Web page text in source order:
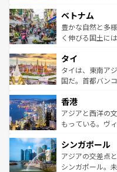
参照してほしい。
容にもいいと評
が味
照してほしい。
き、地方に足を
できる。そして
まで、さまざま
リティに包まれ
覧を参照してほ
ベトナム
豊かな自然と多
く伸びる国土に
急速な発展と共
ーチミン市のフ
醸し出している
とつ。フォーや
ひ現地で味わい
が旅行者を迎え
参照してほしい。
タイ
タイは、東南ア
国だ。首都バン
の活気が交差し
帯で自然と触れ
いビーチでリゾ
激する。気候は
が待っている。
た文化、そして
香港
アジアと西洋の
もっている。ヴ
み、どこを訪れ
ており、効率よ
うな絶景から文
シンガポール
アジアの交差点
シンガポール。